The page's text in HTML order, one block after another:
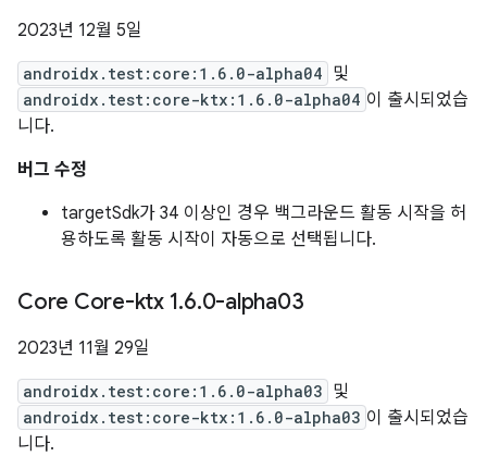
2023년 12월 5일
androidx.test:core:1.6.0-alpha04 및
androidx.test:core-ktx:1.6.0-alpha04 이 출시되었습
니다.
버그 수정
targetSdk가 34 이상인 경우 백그라운드 활동 시작을 허
용하도록 활동 시작이 자동으로 선택됩니다.
Core Core-ktx 1.6.0-alpha03
2023년 11월 29일
androidx.test:core:1.6.0-alpha03 및
androidx.test:core-ktx:1.6.0-alpha03 이 출시되었습
니다.